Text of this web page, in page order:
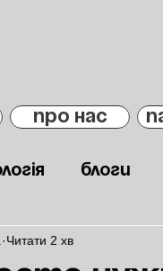
ПРО НАС
Блоги
Читати 2 хв